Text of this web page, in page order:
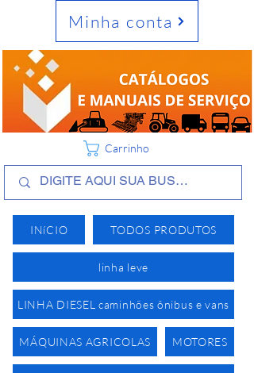
INíCIO TODOS PRODUTOS
linha leve
LINHA DIESEL caminhões ônibus e vans
MÁQUINAS AGRICOLAS MOTORES
Minha conta
Carrinho